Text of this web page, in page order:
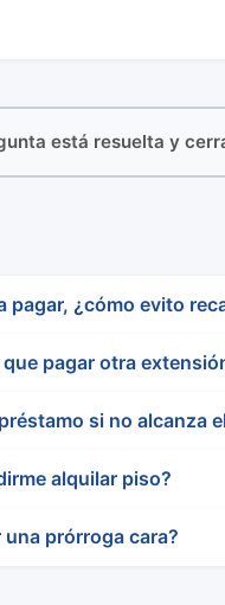
está resuelta y
pagar, ¿cómo evito
pagar otra
si no alcanza
alquilar piso?
prórroga cara?